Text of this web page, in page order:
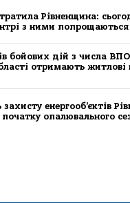
Рівненщина:
з ними попрощаються
бойових дій з числа
отримають житлові
захисту енергооб’єктів
опалювального